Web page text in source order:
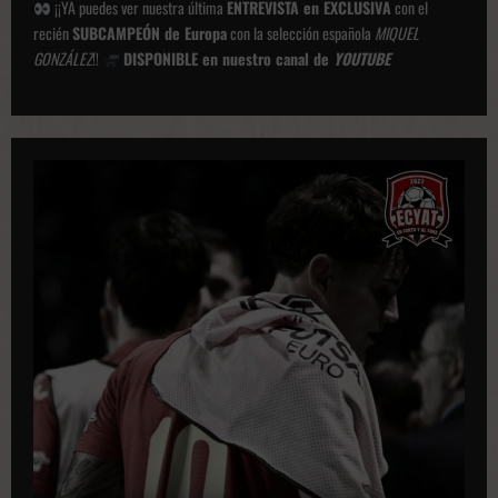
¡¡YA puedes ver nuestra última ENTREVISTA en EXCLUSIVAcon el
reciénSUBCAMPEÓN de Europacon la selección española MIQUEL
GONZÁLEZ!! DISPONIBLE en nuestro canal de YOUTUBE